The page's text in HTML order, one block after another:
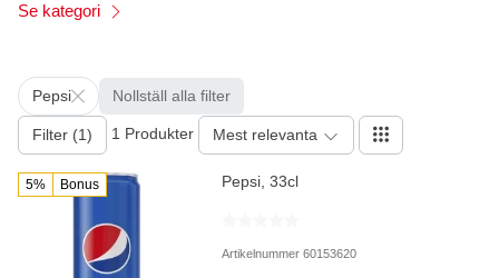
Se kategori
Pepsi Nollställ alla filter
Filter (1) 1 Produkter Mest relevanta
5% Bonus Pepsi, 33cl
Artikelnummer 60153620